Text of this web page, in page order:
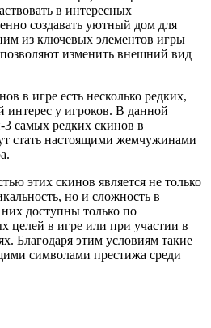
в интересных
создавать уютный дом для
из ключевых элементов игры
изменить внешний вид
в игре есть несколько редких,
у игроков. В данной
3 самых редких скинов в
стать настоящими жемчужинами
этих скинов является не только
но и сложность в
доступны только по
целей в игре или при участии в
Благодаря этим условиям такие
символами престижа среди